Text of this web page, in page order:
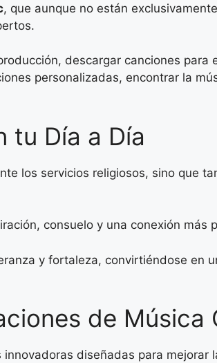
, que aunque no están
descargar canciones para
personalizadas, encontrar la
tu Día a Día
los servicios religiosos, sino que
consuelo y una conexión más
y fortaleza, convirtiéndose en
de Música
diseñadas para mejorar